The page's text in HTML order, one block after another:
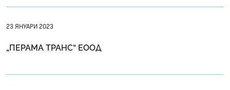
23 ЯНУАРИ 2023
„ПЕРАМА ТРАНС“ ЕООД